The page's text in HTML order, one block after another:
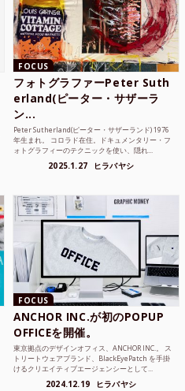
FOCUS
フォトグラファーPeter Suth
erland(ピーター・サザーラ
ン...
Peter Sutherland(ピーター・サザーランド) 1976
年生まれ。 コロラド在住。ドキュメンタリー・フ
ォトグラフィーのテクニックを使い、隠れ...
2025.1.27 ヒラバヤシ
FOCUS
ANCHOR INC.が初のPOPUP
OFFICEを開催。
東京拠点のデザインオフィス、ANCHOR INC.。 ス
トリートウェアブランド、BlackEyePatch を手掛
けるクリエイティブエージェンシーとして...
2024.12.19 ヒラバヤシ